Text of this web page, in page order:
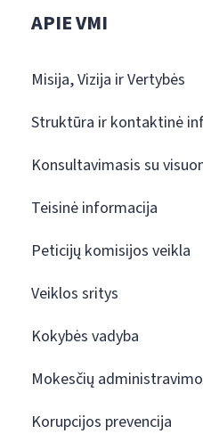
APIE VMI
Misija, Vizija ir Vertybės
Struktūra ir kontaktinė
Konsultavimasis su
Teisinė informacija
Peticijų komisijos veikla
Veiklos sritys
Kokybės vadyba
Mokesčių
Korupcijos prevencija